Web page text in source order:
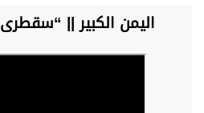
اليمن الكبير ||